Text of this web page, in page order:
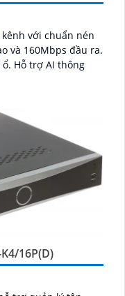
kênh với chuẩn nén
và 160Mbps đầu ra.
16P(D)